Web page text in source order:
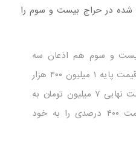
شده در حراج بیست و سوم را
و سوم هم اذعان سه
تخته فرش بلوچ شد که با قیمت پایه ۱ میلیون ۴۰۰ هزار
تومان عرضه شدند و با قیمت نهایی ۷ میلیون تومان به
فروش رسیدند که رشد قیمت ۴۰۰ درصدی را به خود